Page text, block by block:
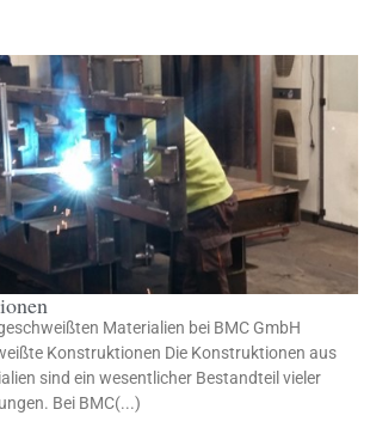
Materialien bei BMC GmbH
Konstruktionen Die Konstruktionen aus
sind ein wesentlicher Bestandteil vieler
Bei BMC(...)